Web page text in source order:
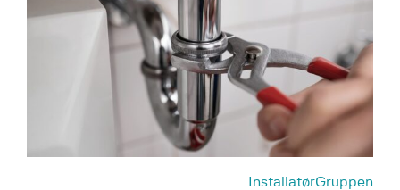
InstallatørGruppen